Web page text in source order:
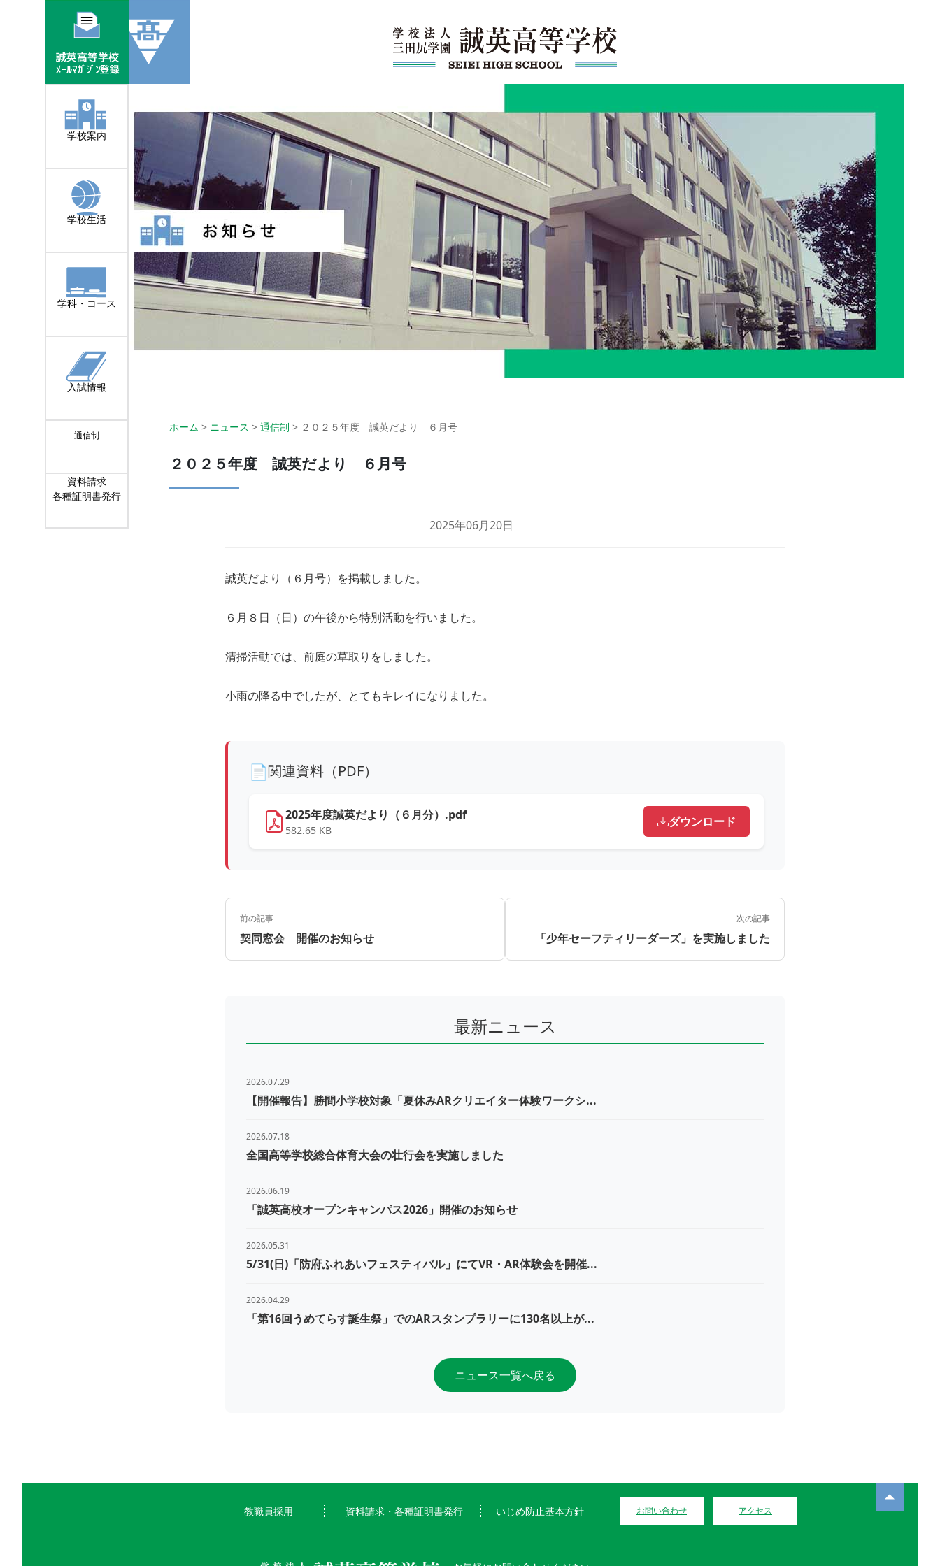
学校案内
学校生活
学科・コース
入試情報
通信制
資料請求
各種証明書発行
ホーム > ニュース > 通信制 > ２０２５年度 誠英だより ６月号
２０２５年度 誠英だより ６月号
2025年06月20日
誠英だより（６月号）を掲載しました。
６月８日（日）の午後から特別活動を行いました。
清掃活動では、前庭の草取りをしました。
小雨の降る中でしたが、とてもキレイになりました。
関連資料（PDF）
2025年度誠英だより（６月分）.pdf
582.65 KB
ダウンロード
前の記事
契同窓会 開催のお知らせ
次の記事
「少年セーフティリーダーズ」を実施しました
最新ニュース
2026.07.29
【開催報告】勝間小学校対象「夏休みARクリエイター体験ワークシ...
2026.07.18
全国高等学校総合体育大会の壮行会を実施しました
2026.06.19
「誠英高校オープンキャンパス2026」開催のお知らせ
2026.05.31
5/31(日)「防府ふれあいフェスティバル」にてVR・AR体験会を開催...
2026.04.29
「第16回うめてらす誕生祭」でのARスタンプラリーに130名以上が...
ニュース一覧へ戻る
教職員採用 資料請求・各種証明書発行 いじめ防止基本方針 お問い合わせ アクセス